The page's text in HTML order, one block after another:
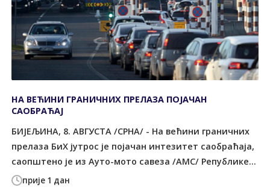
прије 1 дан
НА ВЕЋИНИ ГРАНИЧНИХ ПРЕЛАЗА ПОЈАЧАН
САОБРАЋАЈ
БИЈЕЉИНА, 8. АВГУСТА /СРНА/ - На већини граничних
прелаза БиХ јутрос је појачан интезитет саобраћаја,
саопштено је из Ауто-мото савеза /АМС/ Републике...